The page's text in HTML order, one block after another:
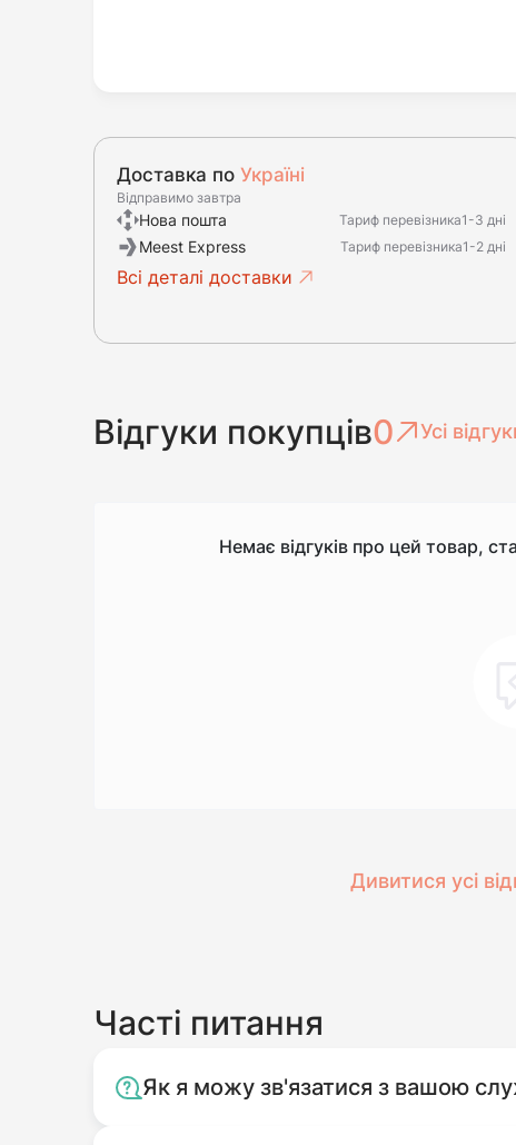
Доставка по Україні
Відправимо завтра
Нова пошта Тариф перевізника1-3 дні
Meest Express Тариф перевізника1-2 дні
Всі деталі доставки
Відгуки покупців0 Усі
Немає відгуків про цей товар,
Дивитися усі
Часті питання
Як я можу зв'язатися з вашою